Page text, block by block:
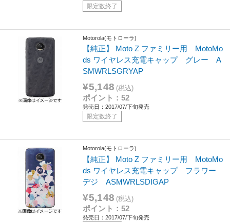
限定数終了
Motorola(モトローラ)
【純正】 Moto Z ファミリー用 MotoMo
ds ワイヤレス充電キャップ グレー A
SMWRLSGRYAP
¥5,148 (税込)
ポイント：52
発売日：2017/07/下旬発売
限定数終了
Motorola(モトローラ)
【純正】 Moto Z ファミリー用 MotoMo
ds ワイヤレス充電キャップ フラワー
デジ ASMWRLSDIGAP
¥5,148 (税込)
ポイント：52
発売日：2017/07/下旬発売